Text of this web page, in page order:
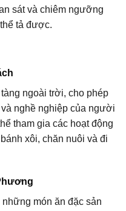
sát và chiêm ngưỡng
tả được.
ngoài trời, cho phép
nghề nghiệp của người
tham gia các hoạt động
xôi, chăn nuôi và đi
món ăn đặc sản